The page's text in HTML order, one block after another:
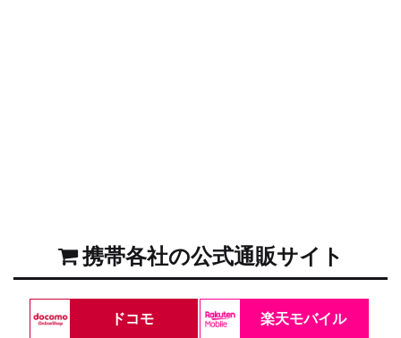
携帯各社の公式通販サイト
ドコモ 楽天モバイル